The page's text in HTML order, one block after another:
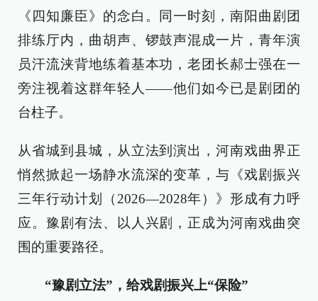
《四知廉臣》的念白。同一时刻，南阳曲剧团
排练厅内，曲胡声、锣鼓声混成一片，青年演
员汗流浃背地练着基本功，老团长郝士强在一
旁注视着这群年轻人——他们如今已是剧团的
台柱子。
从省城到县城，从立法到演出，河南戏曲界正
悄然掀起一场静水流深的变革，与《戏剧振兴
三年行动计划（2026—2028年）》形成有力呼
应。豫剧有法、以人兴剧，正成为河南戏曲突
围的重要路径。
“豫剧立法”，给戏剧振兴上“保险”